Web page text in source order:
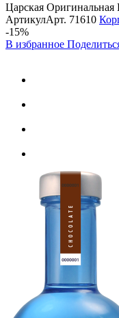
Царская
АртикулАрт. 71610
-15%
В избранное